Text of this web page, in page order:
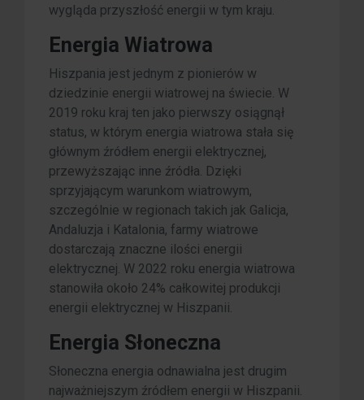
wygląda przyszłość energii w tym kraju.
Energia Wiatrowa
Hiszpania jest jednym z pionierów w
dziedzinie energii wiatrowej na świecie. W
2019 roku kraj ten jako pierwszy osiągnął
status, w którym energia wiatrowa stała się
głównym źródłem energii elektrycznej,
przewyższając inne źródła. Dzięki
sprzyjającym warunkom wiatrowym,
szczególnie w regionach takich jak Galicja,
Andaluzja i Katalonia, farmy wiatrowe
dostarczają znaczne ilości energii
elektrycznej. W 2022 roku energia wiatrowa
stanowiła około 24% całkowitej produkcji
energii elektrycznej w Hiszpanii.
Energia Słoneczna
Słoneczna energia odnawialna jest drugim
najważniejszym źródłem energii w Hiszpanii.